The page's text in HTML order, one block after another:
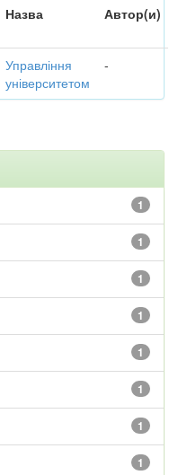
Назва Автор(и)
Управління
університетом
-
1
1
1
1
1
1
1
1